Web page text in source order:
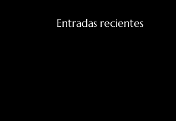
Entradas recientes